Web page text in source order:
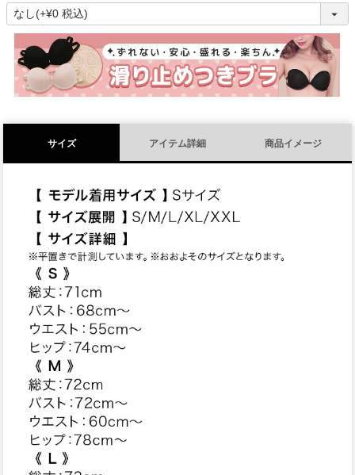
(
須
)
サイズ アイテム詳細 商品イメージ